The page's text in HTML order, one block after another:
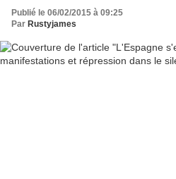
Publié le 06/02/2015 à 09:25
Par Rustyjames